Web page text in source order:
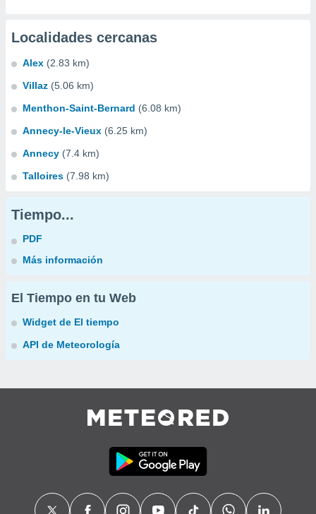
Localidades cercanas
Alex (2.83 km)
Villaz (5.06 km)
Menthon-Saint-Bernard (6.08 km)
Annecy-le-Vieux (6.25 km)
Annecy (7.4 km)
Talloires (7.98 km)
Tiempo...
PDF
Más información
El Tiempo en tu Web
Widget de El tiempo
API de Meteorología